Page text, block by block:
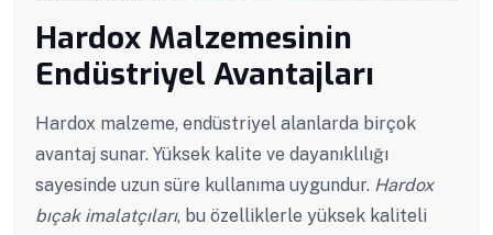
Hardox Malzemesinin
Endüstriyel Avantajları
Hardox malzeme, endüstriyel alanlarda birçok
avantaj sunar. Yüksek kalite ve dayanıklılığı
sayesinde uzun süre kullanıma uygundur. Hardox
bıçak imalatçıları, bu özelliklerle yüksek kaliteli